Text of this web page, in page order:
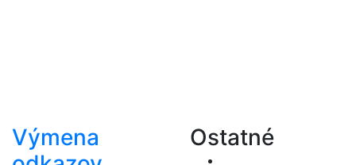
Výmena
Ostatné